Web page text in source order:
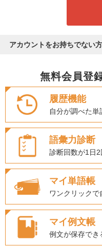
アカウントをお持ちでない方
無料会員登
履歴機能
自分が調べた単
語彙力診断
診断回数が1日
マイ単語帳
ワンクリック
マイ例文帳
例文が保存でき